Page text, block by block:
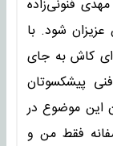
فنونی‌زاده
شود. با
کاش به جای
پیشکسوتان
این موضوع در
فقط من و